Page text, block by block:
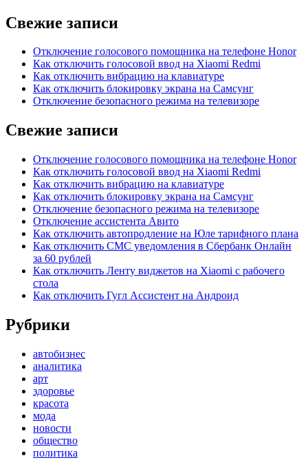
Свежие записи
Отключение голосового помощника на телефоне Honor
Как отключить голосовой ввод на Xiaomi Redmi
Как отключить вибрацию на клавиатуре
Как отключить блокировку экрана на Самсунг
Отключение безопасного режима на телевизоре
Свежие записи
Отключение голосового помощника на телефоне Honor
Как отключить голосовой ввод на Xiaomi Redmi
Как отключить вибрацию на клавиатуре
Как отключить блокировку экрана на Самсунг
Отключение безопасного режима на телевизоре
Отключение ассистента Авито
Как отключить автопродление на Юле тарифного плана
Как отключить СМС уведомления в Сбербанк Онлайн
за 60 рублей
Как отключить Ленту виджетов на Xiaomi с рабочего
стола
Как отключить Гугл Ассистент на Андроид
Рубрики
автобизнес
аналитика
арт
здоровье
красота
мода
новости
общество
политика